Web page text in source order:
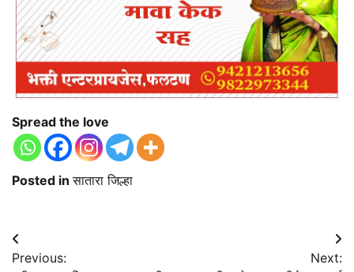
Spread the love
Posted inसातारा जिल्हा
Post
Previous:
Next: